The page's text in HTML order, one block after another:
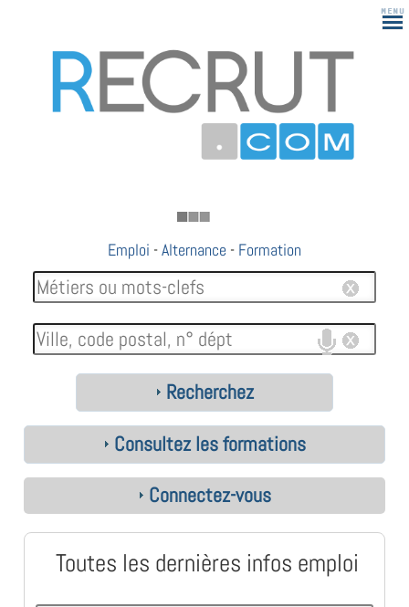
183
Emploi -Alternance - Formation
Recherchez
Consultez les formations
Connectez-vous
Toutes les dernières infos emploi